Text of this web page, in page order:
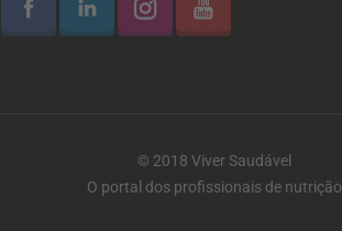
© 2018 Viver Saudável
O portal dos profissionais de nutrição